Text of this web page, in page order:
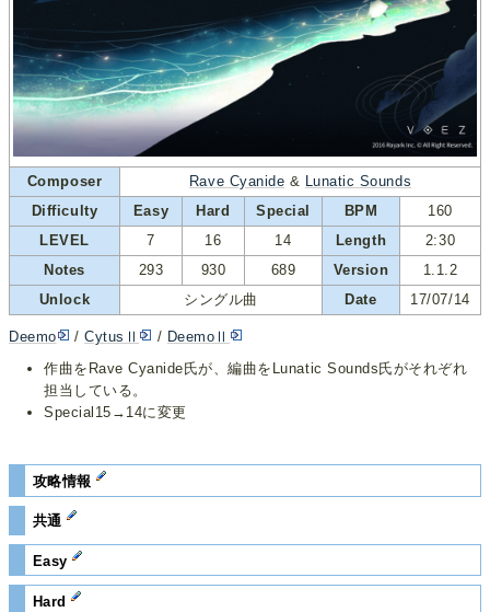
Composer Rave Cyanide & Lunatic Sounds
Difficulty
Easy Hard Special BPM
160
LEVEL
7 16 14 Length
2:30
Notes
293 930 689 Version
1.1.2
Unlock
シングル曲 Date 17/07/14
Deemo /CytusⅡ / DeemoⅡ
作曲をRave Cyanide氏が、編曲をLunatic Sounds氏がそれぞれ
担当している。
Special15→14に変更
攻略情報
共通
Easy
Hard